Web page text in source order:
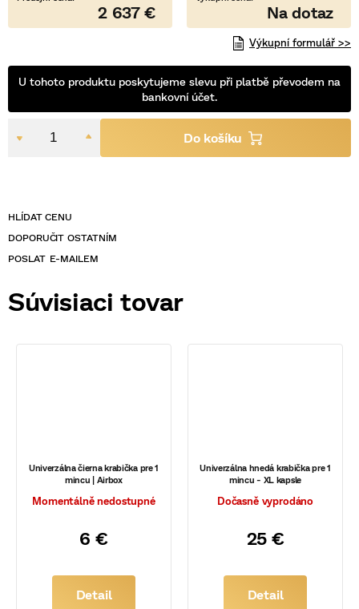
POSLAT
2 637 €
Výkupní formulář >>
U tohoto produktu poskytujeme slevu při platbě převodem na
bankovní účet.
Súvisiaci tovar
Univerzálna čierna krabička pre 1
mincu | Airbox
Momentálně nedostupné
6 €
Detail
Univerzálna hnedá krabička pre 1
mincu - XL kapsle
Dočasně vyprodáno
25 €
Detail